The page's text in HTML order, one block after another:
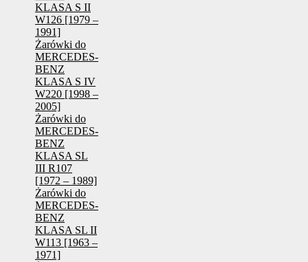
KLASA S II
W126 [1979 –
1991]
Żarówki do
MERCEDES-
BENZ
KLASA S IV
W220 [1998 –
2005]
Żarówki do
MERCEDES-
BENZ
KLASA SL
III R107
[1972 – 1989]
Żarówki do
MERCEDES-
BENZ
KLASA SL II
W113 [1963 –
1971]